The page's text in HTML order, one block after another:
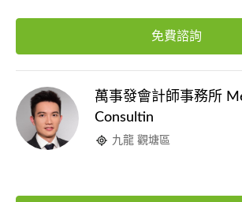
免費諮詢
萬事發會計師事務所
Consultin
九龍 觀塘區